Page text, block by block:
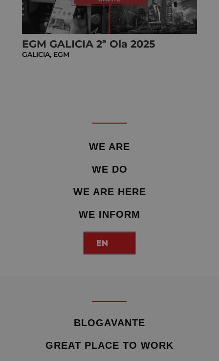
EGM GALICIA 2ª Ola 2025
GALICIA, EGM
WE ARE
WE DO
WE ARE HERE
WE INFORM
EN
BLOGAVANTE
GREAT PLACE TO WORK